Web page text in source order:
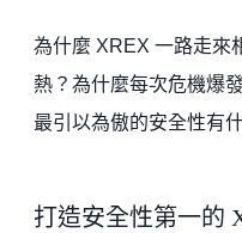
為什麼 XREX 一路走來
熱？為什麼每次危機爆
最引以為傲的安全性有
打造安全性第一的